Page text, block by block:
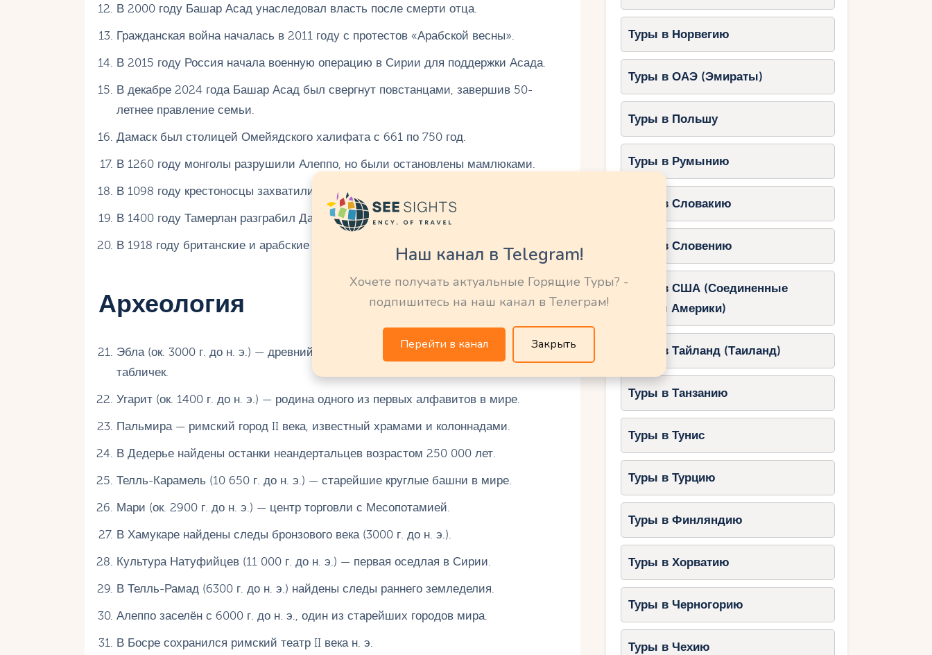
В 2000 году Башар Асад унаследовал власть после смерти отца.
Гражданская война началась в 2011 году с протестов «Арабской весны».
В 2015 году Россия начала военную операцию в Сирии для поддержки Асада.
В декабре 2024 года Башар Асад был свергнут повстанцами, завершив 50-
летнее правление семьи.
Дамаск был столицей Омейядского халифата с 661 по 750 год.
В 1260 году монголы разрушили Алеппо, но были остановлены мамлюками.
В 1098 году крестоносцы захватили Антиохию в Сирии.
В 1400 году Тамерлан разграбил Дамаск и Алеппо.
В 1918 году британские и арабские войска освободили Дамаск от османов.
Археология
Эбла (ок. 3000 г. до н. э.) — древний город с архивом из 20 000 клинописных
табличек.
Угарит (ок. 1400 г. до н. э.) — родина одного из первых алфавитов в мире.
Пальмира — римский город II века, известный храмами и колоннадами.
В Дедерье найдены останки неандертальцев возрастом 250 000 лет.
Телль-Карамель (10 650 г. до н. э.) — старейшие круглые башни в мире.
Мари (ок. 2900 г. до н. э.) — центр торговли с Месопотамией.
В Хамукаре найдены следы бронзового века (3000 г. до н. э.).
Культура Натуфийцев (11 000 г. до н. э.) — первая оседлая в Сирии.
В Телль-Рамад (6300 г. до н. э.) найдены следы раннего земледелия.
Алеппо заселён с 6000 г. до н. э., один из старейших городов мира.
В Босре сохранился римский театр II века н. э.
Туры в Норвегию
Туры в ОАЭ (Эмираты)
Туры в Польшу
Туры в Румынию
Туры в Словакию
Туры в Словению
Туры в США (Соединенные
Штаты Америки)
Туры в Тайланд (Таиланд)
Туры в Танзанию
Туры в Тунис
Туры в Турцию
Туры в Финляндию
Туры в Хорватию
Туры в Черногорию
Туры в Чехию
Наш канал в Telegram!
Хочете получать актуальные Горящие Туры? -
подпишитесь на наш канал в Телеграм!
Перейти в канал Закрыть